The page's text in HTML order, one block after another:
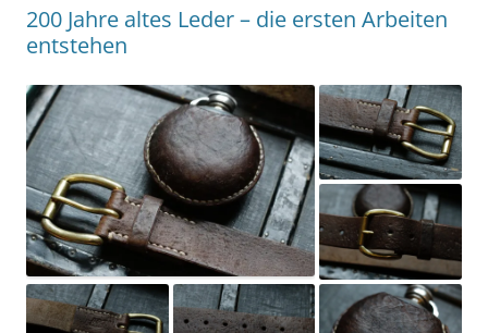
200 Jahre altes Leder – die ersten Arbeiten
entstehen